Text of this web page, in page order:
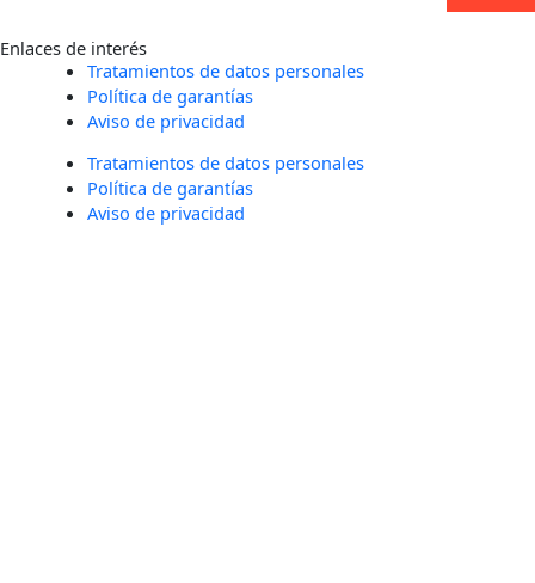
Enlaces de interés
Tratamientos de datos personales
Política de garantías
Aviso de privacidad
Tratamientos de datos personales
Política de garantías
Aviso de privacidad